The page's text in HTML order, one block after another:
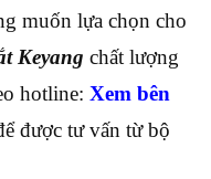
muốn lựa chọn cho
Keyang chất lượng
hotline: Xem bên
được tư vấn từ bộ